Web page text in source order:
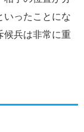
いったことにな
候兵は非常に重